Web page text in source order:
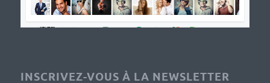
INSCRIVEZ-VOUS À LA NEWSLETTER